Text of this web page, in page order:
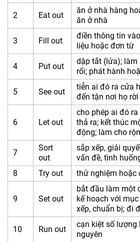
2 Eat out
ăn ở nhà hàng
ăn ở nhà
3 Fill out
điền thông tin
liệu hoặc đơn từ
4 Put out
dập tắt (lửa); làm
rối; phát hành
5 See out
tiễn ai đó ra cửa
đến tận nơi họ
6 Let out
cho phép ai đó
thả ra; kết thúc
động; làm cho
7
Sort
out
sắp xếp, giải
vấn đề, tình
8
Try out thử nghiệm hoặc
9 Set out
bắt đầu làm một
kế hoạch với
xếp, chuẩn bị; đi
10 Run out
cạn kiệt số lượng
nguyên